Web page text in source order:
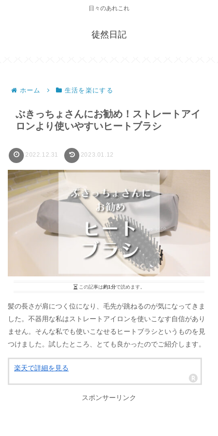
日々のあれこれ
徒然日記
ホーム 生活を楽にする
ぶきっちょさんにお勧め！ストレートアイ
ロンより使いやすいヒートブラシ
2022.12.31 2023.01.12
この記事は約1分で読めます。
髪の長さが肩につく位になり、毛先が跳ねるのが気になってきま
した。不器用な私はストレートアイロンを使いこなす自信があり
ません。そんな私でも使いこなせるヒートブラシというものを見
つけました。試したところ、とても良かったのでご紹介します。
楽天で詳細を見る
スポンサーリンク